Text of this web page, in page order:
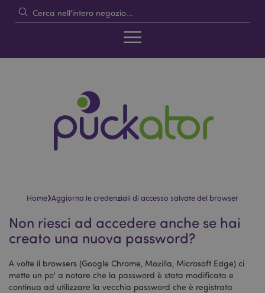
Home›Aggiorna le credenziali di accesso salvate del browser
Non riesci ad accedere anche se hai
creato una nuova password?
A volte il browsers (Google Chrome, Mozilla, Microsoft Edge) ci
mette un po' a notare che la password è stata modificata e
continua ad utilizzare la vecchia password che è registrata